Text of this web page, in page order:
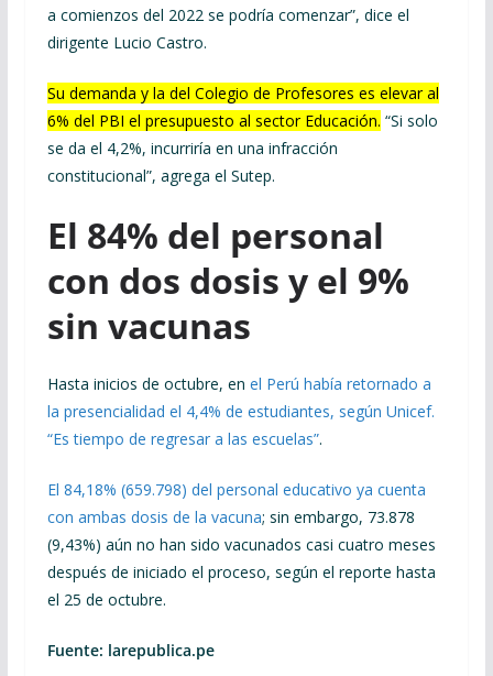
a comienzos del 2022 se podría comenzar”, dice el
dirigente Lucio Castro.
Su demanda y la del Colegio de Profesores es elevar al
6% del PBI el presupuesto al sector Educación. “Si solo
se da el 4,2%, incurriría en una infracción
constitucional”, agrega el Sutep.
El 84% del personal
con dos dosis y el 9%
sin vacunas
Hasta inicios de octubre, en el Perú había retornado a
la presencialidad el 4,4% de estudiantes, según Unicef.
“Es tiempo de regresar a las escuelas”.
El 84,18% (659.798) del personal educativo ya cuenta
con ambas dosis de la vacuna; sin embargo, 73.878
(9,43%) aún no han sido vacunados casi cuatro meses
después de iniciado el proceso, según el reporte hasta
el 25 de octubre.
Fuente: larepublica.pe